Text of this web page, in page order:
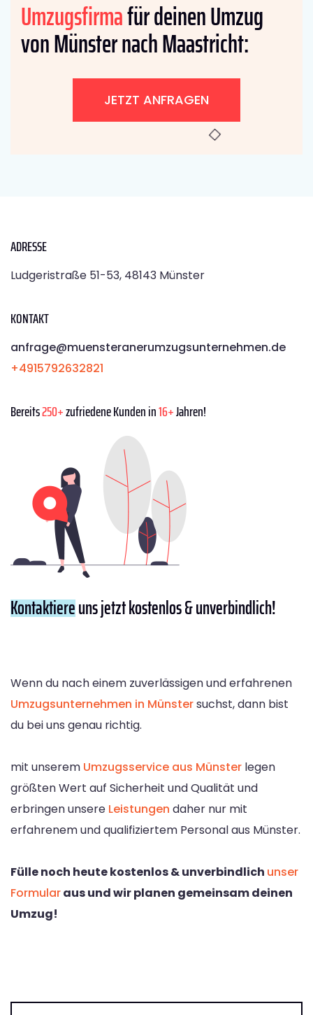
Umzugsfirmafür deinen Umzug
von Münster nach Maastricht:
JETZT ANFRAGEN
ADRESSE
Ludgeristraße 51-53, 48143 Münster
KONTAKT
anfrage@muensteranerumzugsunternehmen.de
+4915792632821
Bereits250+zufriedene Kunden in16+Jahren!
Kontaktiereuns jetzt kostenlos & unverbindlich!
Wenn du nach einem zuverlässigen und erfahrenen
Umzugsunternehmen in Münstersuchst, dann bist
du bei uns genau richtig.
mit unserem Umzugsservice aus Münster legen
größten Wert auf Sicherheit und Qualität und
erbringen unsere Leistungen daher nur mit
erfahrenem und qualifiziertem Personal aus Münster.
Fülle noch heute kostenlos & unverbindlich unser
Formularaus und wir planen gemeinsam deinen
Umzug!